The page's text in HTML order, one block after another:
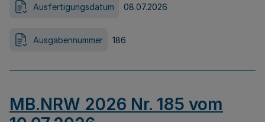
Ausfertigungsdatum 08.07.2026
Ausgabennummer 186
MB.NRW 2026 Nr. 185 vom